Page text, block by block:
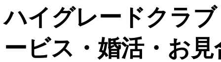
ハイグレードクラ
ービス・婚活・お見